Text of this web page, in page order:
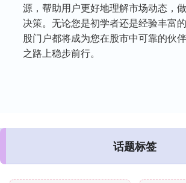
源，帮助用户更好地理解市场动态，
决策。无论您是初学者还是经验丰富
股门户都将成为您在股市中可靠的伙
之路上稳步前行。
话题标签